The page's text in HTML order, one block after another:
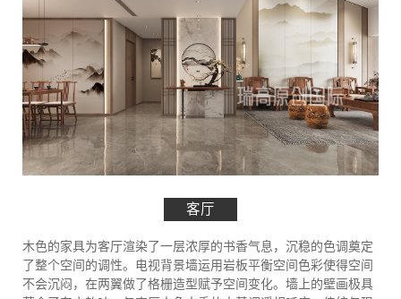
客厅
木色的家具为客厅渲染了一层浓厚的书香气息，沉稳的色调奠定
了整个空间的调性。电视背景墙运用岩板平衡空间色彩使得空间
不会沉闷，在两翼做了格栅造型赋予空间变化。墙上的壁画极具